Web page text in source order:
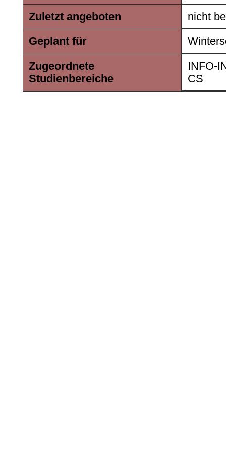
Zuletzt angeboten
nicht
Geplant für
Zugeordnete
Studienbereiche
INFO-
CS